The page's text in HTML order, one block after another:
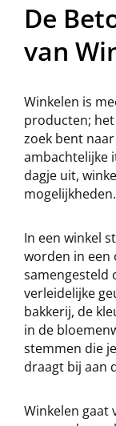
De
van
Winkelen is
producten;
zoek bent
ambachtelijke
dagje uit,
mogelijkheden.
In een winkel
worden in een
samengesteld
verleidelijke
bakkerij, de
in de
stemmen die
draagt bij aan
Winkelen gaat